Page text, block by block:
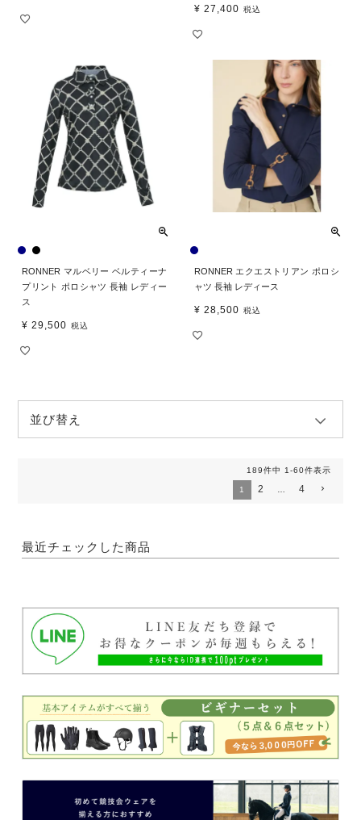
¥ 27,400 税込
RONNER マルベリー ベルティーナ
プリント ポロシャツ 長袖 レディー
ス
¥ 29,500 税込
RONNER エクエストリアン ポロシ
ャツ 長袖 レディース
¥ 28,500 税込
並び替え
189件中 1-60件表示
1 2 … 4
最近チェックした商品